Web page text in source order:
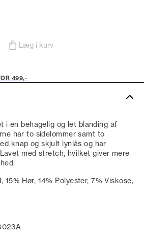
Læg i kurv
499,-
i en behagelig og let blanding af
har to sidelommer samt to
knap og skjult lynlås og har
med stretch, hvilket giver mere
15% Hør, 14% Polyester, 7% Viskose,